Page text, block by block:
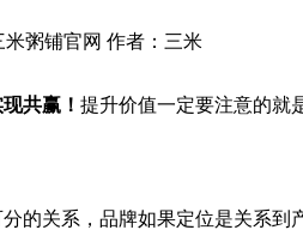
粥铺官网 作者：三米
共赢！ 提升价值一定要注意的就
关系，品牌如果定位是关系到